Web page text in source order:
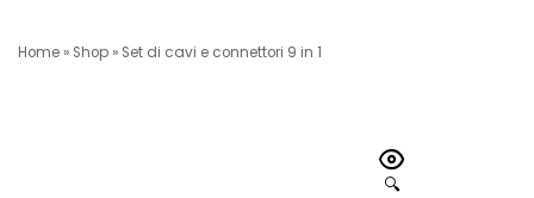
Home » Shop » Set di cavi e connettori 9 in 1
🔍